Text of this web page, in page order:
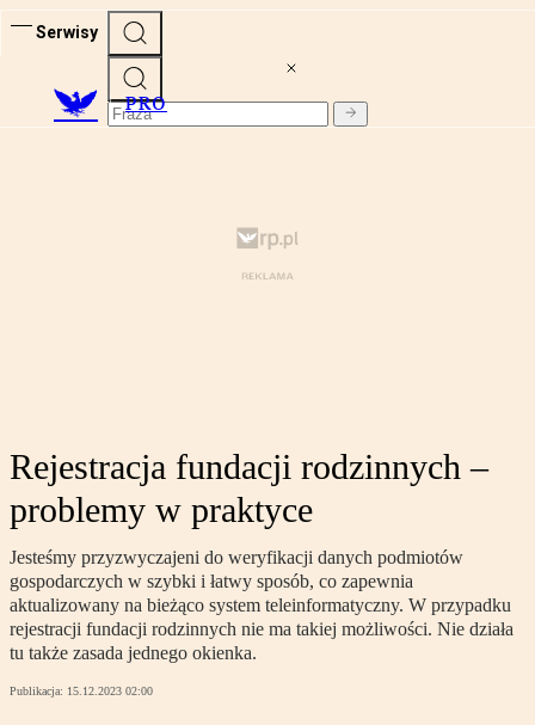
Serwisy
PRO
Rejestracja fundacji rodzinnych –
problemy w praktyce
Jesteśmy przyzwyczajeni do weryfikacji danych podmiotów
gospodarczych w szybki i łatwy sposób, co zapewnia
aktualizowany na bieżąco system teleinformatyczny. W przypadku
rejestracji fundacji rodzinnych nie ma takiej możliwości. Nie działa
tu także zasada jednego okienka.
Publikacja: 15.12.2023 02:00